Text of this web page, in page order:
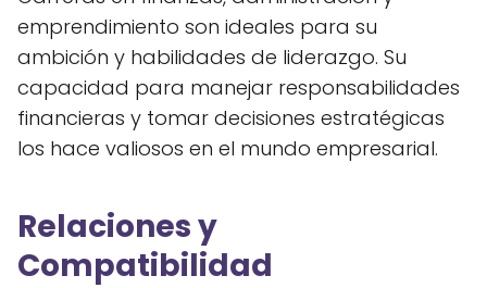
emprendimiento son ideales para su
ambición y habilidades de liderazgo. Su
capacidad para manejar responsabilidades
financieras y tomar decisiones estratégicas
los hace valiosos en el mundo empresarial.
Relaciones y
Compatibilidad